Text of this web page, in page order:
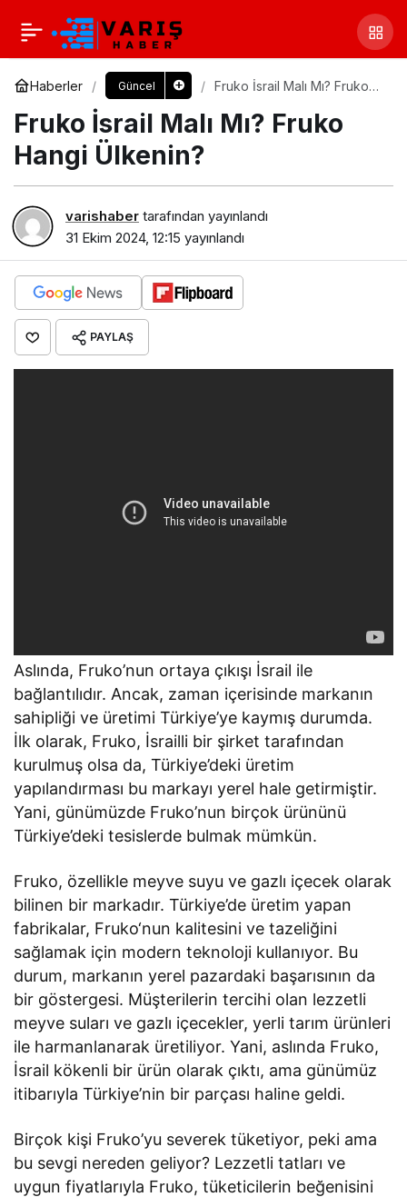
Haberler Güncel
Fruko İsrail Malı Mı? Fruko
Fruko İsrail Malı Mı? Fruko
Hangi Ülkenin?
varishaber tarafından yayınlandı
31 Ekim 2024, 12:15 yayınlandı
PAYLAŞ
Aslında, Fruko’nun ortaya çıkışı İsrail ile
bağlantılıdır. Ancak, zaman içerisinde markanın
sahipliği ve üretimi Türkiye’ye kaymış durumda.
İlk olarak, Fruko, İsrailli bir şirket tarafından
kurulmuş olsa da, Türkiye’deki üretim
yapılandırması bu markayı yerel hale getirmiştir.
Yani, günümüzde Fruko’nun birçok ürününü
Türkiye’deki tesislerde bulmak mümkün.
Fruko, özellikle meyve suyu ve gazlı içecek olarak
bilinen bir markadır. Türkiye’de üretim yapan
fabrikalar, Fruko‘nun kalitesini ve tazeliğini
sağlamak için modern teknoloji kullanıyor. Bu
durum, markanın yerel pazardaki başarısının da
bir göstergesi. Müşterilerin tercihi olan lezzetli
meyve suları ve gazlı içecekler, yerli tarım ürünleri
ile harmanlanarak üretiliyor. Yani, aslında Fruko,
İsrail kökenli bir ürün olarak çıktı, ama günümüz
itibarıyla Türkiye’nin bir parçası haline geldi.
Birçok kişi Fruko’yu severek tüketiyor, peki ama
bu sevgi nereden geliyor? Lezzetli tatları ve
uygun fiyatlarıyla Fruko, tüketicilerin beğenisini